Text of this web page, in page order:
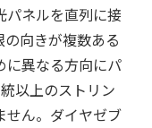
パネルを直列に接
向きが複数ある
に異なる方向にパ
以上のストリン
せん。ダイヤゼブ